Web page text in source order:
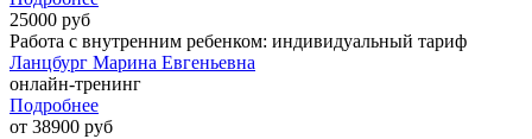
25000 руб
Работа с внутренним ребенком: индивидуальный тариф
Ланцбург Марина Евгеньевна
онлайн-тренинг
Подробнее
от 38900 руб